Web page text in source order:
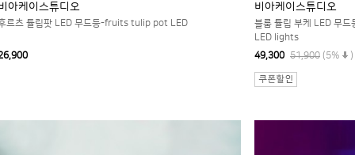
아케이스튜디오
르츠 튤립팟 LED 무드등-fruits tulip pot LED
비아케이스튜디오
블룸 튤립 부케 LED 무
LED lights
49,300 51,900 (5% )